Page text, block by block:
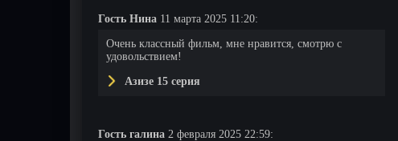
Гость Нина 11 марта 2025 11:20:
Очень классный фильм, мне нравится, смотрю с
удовольствием!
Азизе 15 серия
Гость галина 2 февраля 2025 22:59: